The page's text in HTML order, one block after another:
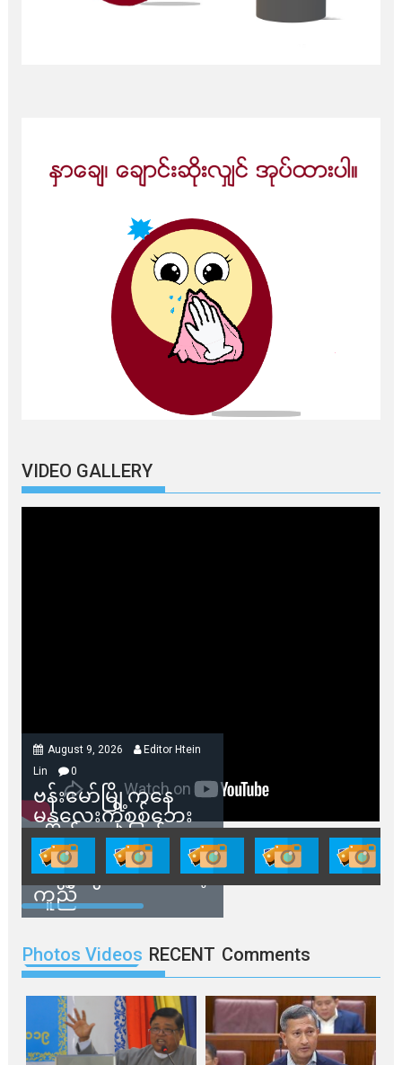
VIDEO GALLERY
August 9, 2026
Editor Htein
Lin
0
ဗန်းမော်မြို့ကနေ
မန္တလေးကိုစစ်ဘေး
ရှောင်နေတဲ့ပြည်သူ
တွေအတွက် ရှမ်းနီ
အဖွဲ့တွေက ထောက်ပံ့
ကူညီ
Photos Videos RECENT Comments